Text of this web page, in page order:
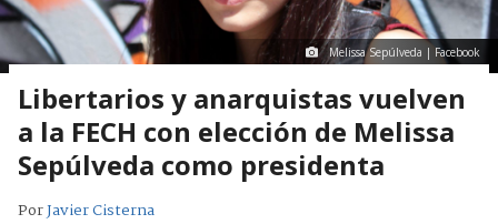
Melissa Sepúlveda | Facebook
Libertarios y anarquistas vuelven
a la FECH con elección de Melissa
Sepúlveda como presidenta
PorJavier Cisterna